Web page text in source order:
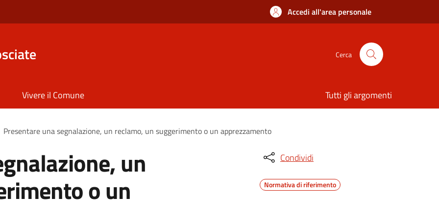
Accedi all'area personale
Cerca
Vivere il Comune Tutti gli argomenti
Presentare una segnalazione, un reclamo, un suggerimento o un apprezzamento
un
o un
Condividi
Normativa di riferimento